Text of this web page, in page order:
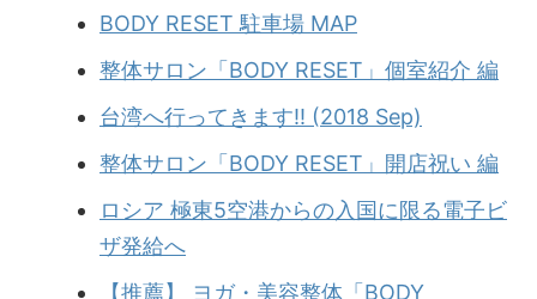
BODY RESET 駐車場 MAP
整体サロン「BODY RESET」個室紹介 編
台湾へ行ってきます!! (2018 Sep)
整体サロン「BODY RESET」開店祝い 編
ロシア 極東5空港からの入国に限る電子ビ
ザ発給へ
【推薦】 ヨガ・美容整体「BODY